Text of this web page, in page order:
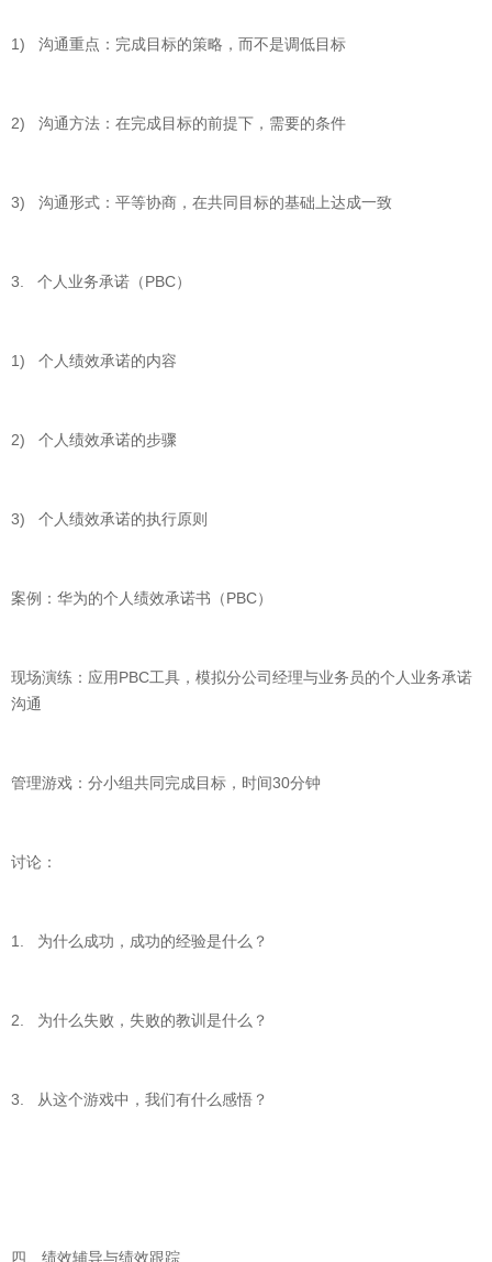
1) 沟通重点：完成目标的策略，而不是调低目标
2) 沟通方法：在完成目标的前提下，需要的条件
3) 沟通形式：平等协商，在共同目标的基础上达成一致
3. 个人业务承诺（PBC）
1) 个人绩效承诺的内容
2) 个人绩效承诺的步骤
3) 个人绩效承诺的执行原则
案例：华为的个人绩效承诺书（PBC）
现场演练：应用PBC工具，模拟分公司经理与业务员的个人业务承诺
沟通
管理游戏：分小组共同完成目标，时间30分钟
讨论：
1. 为什么成功，成功的经验是什么？
2. 为什么失败，失败的教训是什么？
3. 从这个游戏中，我们有什么感悟？
四、绩效辅导与绩效跟踪